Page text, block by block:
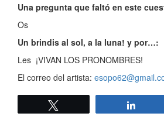
Una pregunta que faltó en este
Os
Un brindis al sol, a la luna! y por…:
Les ¡VIVAN LOS PRONOMBRES!
El correo del artista: